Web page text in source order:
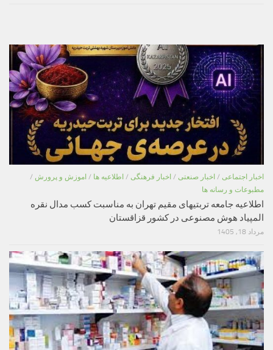
اخبار اجتماعی / اخبار صنعتی / اخبار فرهنگی / اطلاعیه ها / اموزش و پرورش /
مطبوعات و رسانه ها
اطلاعیه جامعه تربتیهای مقیم تهران به مناسبت کسب مدال نقره
المپیاد هوش مصنوعی در کشور قزاقستان
مرداد 18, 1405